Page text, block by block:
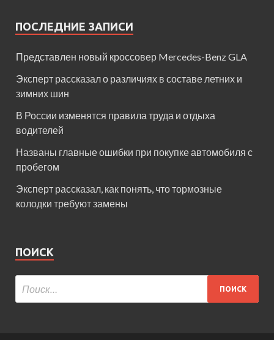
ПОСЛЕДНИЕ ЗАПИСИ
Представлен новый кроссовер Mercedes-Benz GLA
Эксперт рассказал о различиях в составе летних и
зимних шин
В России изменятся правила труда и отдыха
водителей
Названы главные ошибки при покупке автомобиля с
пробегом
Эксперт рассказал, как понять, что тормозные
колодки требуют замены
ПОИСК